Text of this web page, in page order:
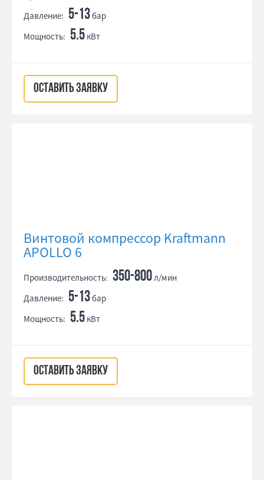
Давление: 5-13бар
Мощность: 5.5 кВт
ОСТАВИТЬ ЗАЯВКУ
Винтовой компрессор Kraftmann
APOLLO 6
Производительность: 350-800л/мин
Давление: 5-13бар
Мощность: 5.5 кВт
ОСТАВИТЬ ЗАЯВКУ